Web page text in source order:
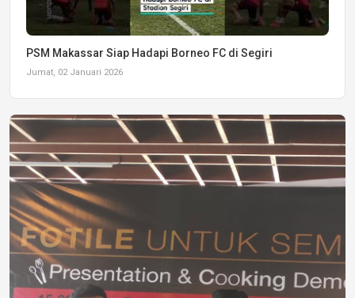
PSM Makassar Siap Hadapi Borneo FC di Segiri
Jumat, 02 Januari 2026